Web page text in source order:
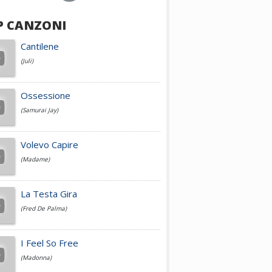
Achille Lauro
Cesare Cremonini
Jovanotti
Fedez
Simone Cristicchi
CANZONI
Cantilene
(Juli)
Ossessione
(Samurai Jay)
Volevo Capire
(Madame)
La Testa Gira
(Fred De Palma)
I Feel So Free
(Madonna)